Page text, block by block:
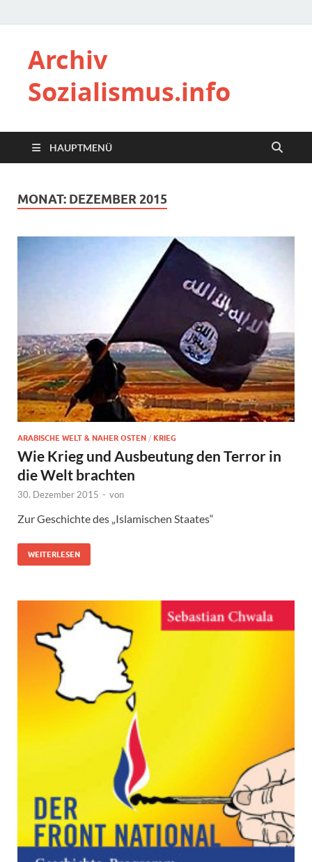
Archiv
Sozialismus.info
HAUPTMENÜ
MONAT: DEZEMBER 2015
ARABISCHE WELT & NAHER OSTEN / KRIEG
Wie Krieg und Ausbeutung den Terror in
die Welt brachten
30. Dezember 2015 - von
Zur Geschichte des „Islamischen Staates“
WEITERLESEN